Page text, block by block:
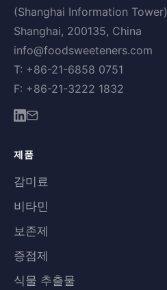
(Shanghai Information Tower)
Shanghai, 200135, China
info@foodsweeteners.com
T: +86-21-6858 0751
F: +86-21-3222 1832
제품
감미료
비타민
보존제
증점제
식물 추출물